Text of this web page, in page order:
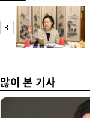
많이 본 기사